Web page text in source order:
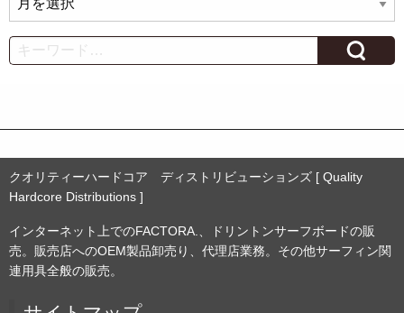
ー
カ
イ
Search
クオリティーハードコア ディストリビューションズ [ Quality
Hardcore Distributions ]
インターネット上でのFACTORA.、ドリントンサーフボードの販
売。販売店へのOEM製品卸売り、代理店業務。その他サーフィン関
連用具全般の販売。